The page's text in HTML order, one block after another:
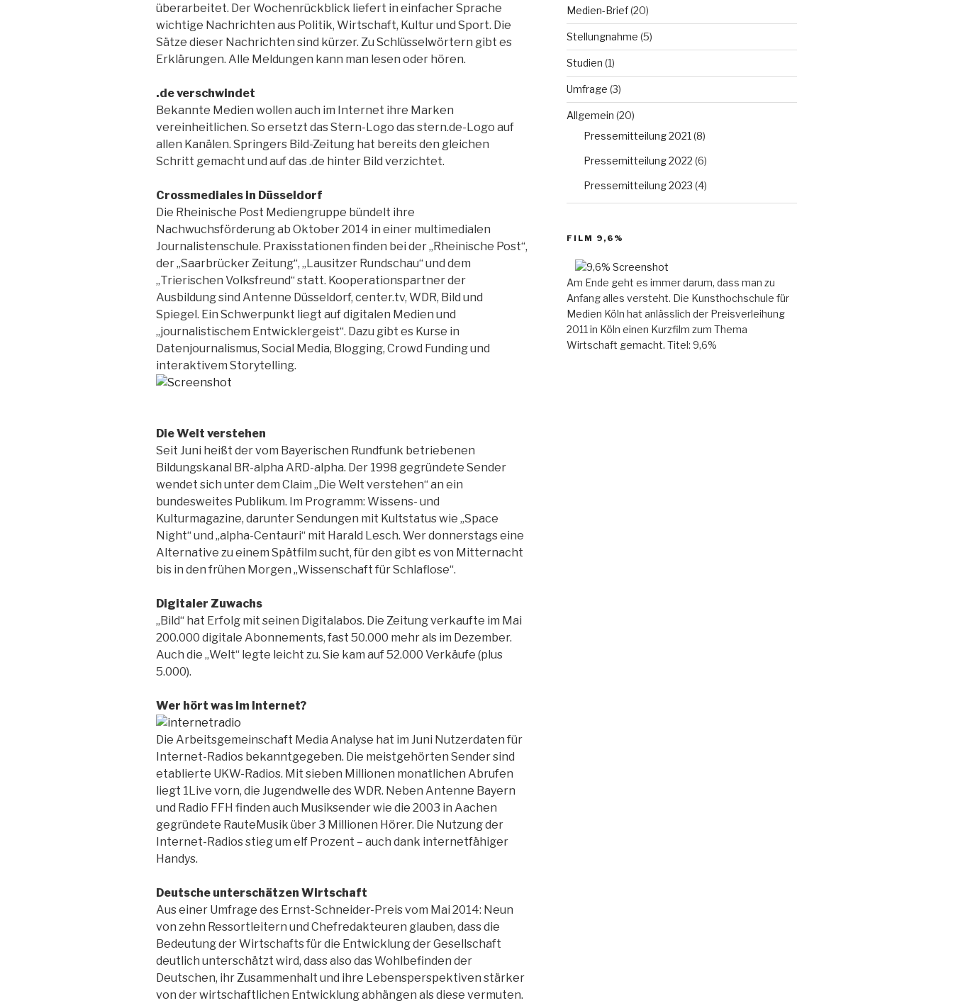
überarbeitet. Der Wochenrückblick liefert in einfacher Sprache
wichtige Nachrichten aus Politik, Wirtschaft, Kultur und Sport. Die
Sätze dieser Nachrichten sind kürzer. Zu Schlüsselwörtern gibt es
Erklärungen. Alle Meldungen kann man lesen oder hören.
.de verschwindet
Bekannte Medien wollen auch im Internet ihre Marken
vereinheitlichen. So ersetzt das Stern-Logo das stern.de-Logo auf
allen Kanälen. Springers Bild-Zeitung hat bereits den gleichen
Schritt gemacht und auf das .de hinter Bild verzichtet.
Crossmediales in Düsseldorf
Die Rheinische Post Mediengruppe bündelt ihre
Nachwuchsförderung ab Oktober 2014 in einer multimedialen
Journalistenschule. Praxisstationen finden bei der „Rheinische Post“,
der „Saarbrücker Zeitung“, „Lausitzer Rundschau“ und dem
„Trierischen Volksfreund“ statt. Kooperationspartner der
Ausbildung sind Antenne Düsseldorf, center.tv, WDR, Bild und
Spiegel. Ein Schwerpunkt liegt auf digitalen Medien und
„journalistischem Entwicklergeist“. Dazu gibt es Kurse in
Datenjournalismus, Social Media, Blogging, Crowd Funding und
interaktivem Story­telling.
Die Welt verstehen
Seit Juni heißt der vom Bayerischen Rundfunk betriebenen
Bildungskanal BR-alpha ARD-alpha. Der 1998 gegründete Sender
wendet sich unter dem Claim „Die Welt verstehen“ an ein
bundesweites Publikum. Im Programm: Wissens- und
Kulturmagazine, darunter Sendungen mit Kultstatus wie „Space
Night“ und „alpha-Centauri“ mit Harald Lesch. Wer donnerstags eine
Alternative zu einem Spätfilm sucht, für den gibt es von Mitternacht
bis in den frühen Morgen „Wissenschaft für Schlaf­lose“.
Digitaler Zuwachs
„Bild“ hat Erfolg mit seinen Digitalabos. Die Zeitung verkaufte im Mai
200.000 digitale Abonnements, fast 50.000 mehr als im Dezember.
Auch die „Welt“ legte leicht zu. Sie kam auf 52.000 Verkäufe (plus
5.000).
Wer hört was im Internet?
Die Arbeitsgemeinschaft Media Analyse hat im Juni Nutzerdaten für
Internet-Radios bekanntgegeben. Die meistgehörten Sender sind
etablierte UKW-Radios. Mit sieben Millionen monatlichen Abrufen
liegt 1Live vorn, die Jugendwelle des WDR. Neben Antenne Bayern
und Radio FFH finden auch Musiksender wie die 2003 in Aachen
gegründete RauteMusik über 3 Millionen Hörer. Die Nutzung der
Internet-Radios stieg um elf Prozent – auch dank internetfähiger
Handys.
Deutsche unterschätzen Wirtschaft
Aus einer Umfrage des Ernst-Schneider-Preis vom Mai 2014: Neun
von zehn Ressortleitern und Chefredakteuren glauben, dass die
Bedeutung der Wirtschafts für die Entwicklung der Gesellschaft
deutlich unterschätzt wird, dass also das Wohlbefinden der
Deutschen, ihr Zusammenhalt und ihre Lebensperspektiven stärker
von der wirtschaftlichen Entwicklung abhängen als diese vermuten.
Medien-Brief(20)
Stellungnahme (5)
Studien (1)
Umfrage (3)
Allgemein (20)
Pressemitteilung 2021 (8)
Pressemitteilung 2022 (6)
Pressemitteilung 2023 (4)
FILM 9,6%
Am Ende geht es immer darum, dass man zu
Anfang alles versteht. Die Kunsthochschule für
Medien Köln hat anlässlich der Preisverleihung
2011 in Köln einen Kurzfilm zum Thema
Wirtschaft gemacht. Titel: 9,6%